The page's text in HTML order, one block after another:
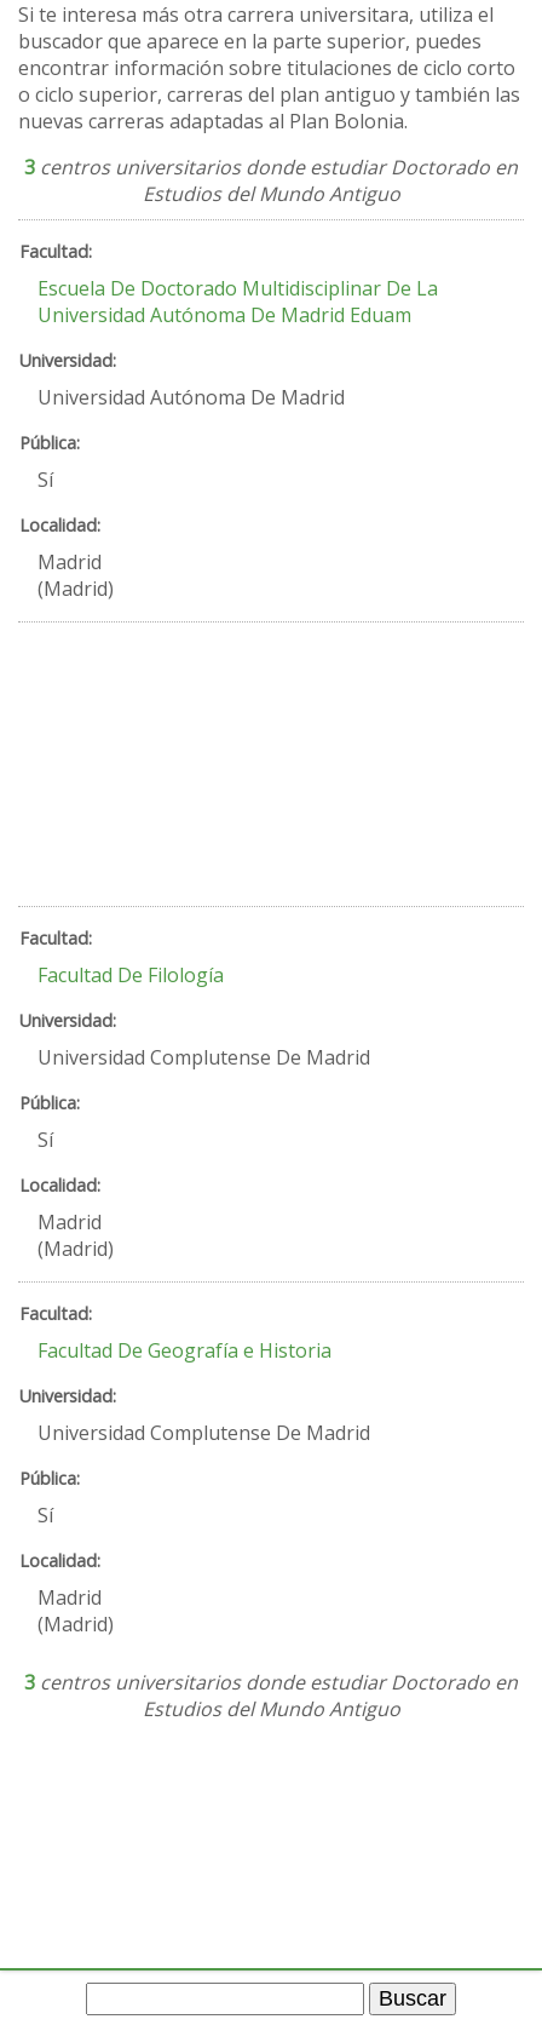
Si te interesa más otra carrera universitara, utiliza el
buscador que aparece en la parte superior, puedes
encontrar información sobre titulaciones de ciclo corto
o ciclo superior, carreras del plan antiguo y también las
nuevas carreras adaptadas al Plan Bolonia.
3 centros universitarios donde estudiar Doctorado en
Estudios del Mundo Antiguo
Escuela De Doctorado Multidisciplinar De La
Universidad Autónoma De Madrid Eduam
Universidad Autónoma De Madrid
Sí
Madrid
(Madrid)
Facultad De Filología
Universidad Complutense De Madrid
Sí
Madrid
(Madrid)
Facultad De Geografía e Historia
Universidad Complutense De Madrid
Sí
Madrid
(Madrid)
3 centros universitarios donde estudiar Doctorado en
Estudios del Mundo Antiguo